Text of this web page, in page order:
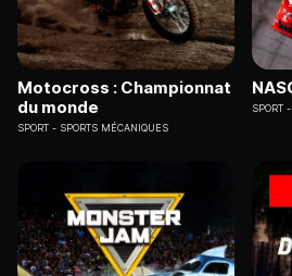
Motocross : Championnat
du monde
SPORT SPORTS MÉCANIQUES
SPORT